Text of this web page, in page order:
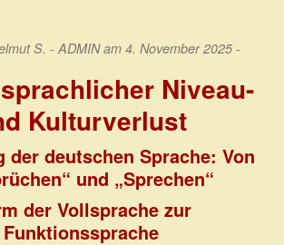
S. - ADMINam 4. November 2025 -
Niveau-
Kulturverlust
der deutschen Sprache: Von
und „Sprechen“
der Vollsprache zur
Funktionssprache